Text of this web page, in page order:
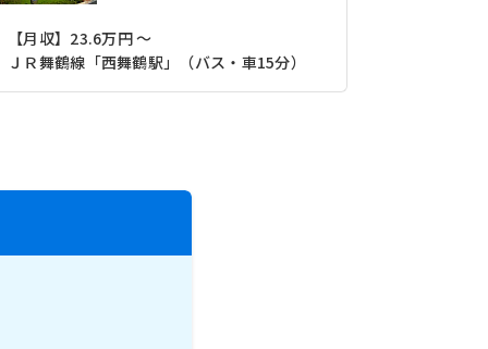
【月収】23.6万円 ～
ＪＲ舞鶴線「西舞鶴駅」（バス・車15分）